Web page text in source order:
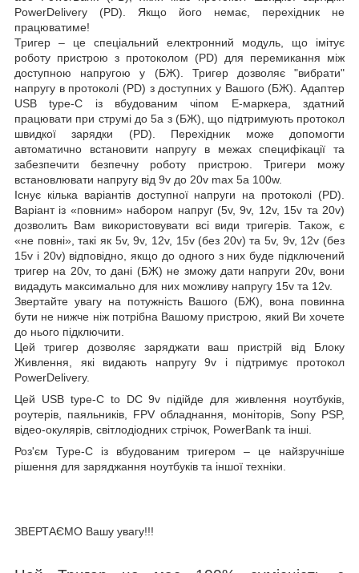
PowerDelivery (PD)
Якщо його немає, перехідник не
працюватиме!
Тригер – це спеціальний електронний модуль, що імітує
роботу пристрою з протоколом (PD) для перемикання між
доступною напругою у (БЖ). Тригер дозволяє "вибрати"
напругу в протоколі (PD) з доступних у Вашого (БЖ). Адаптер
USB type-C із вбудованим чіпом E-маркера, здатний
працювати при струмі до 5a з (БЖ), що підтримують протокол
швидкої зарядки (PD). Перехідник може допомогти
автоматично встановити напругу в межах специфікації та
забезпечити безпечну роботу пристрою. Тригери можу
встановлювати напругу від 9v до 20v max 5a 100w.
Існує кілька варіантів доступної напруги на протоколі (PD).
Варіант із «повним» набором напруг (5v, 9v, 12v, 15v та 20v)
дозволить Вам використовувати всі види тригерів. Також, є
«не повні», такі як 5v, 9v, 12v, 15v (без 20v) та 5v, 9v, 12v (без
15v і 20v) відповідно, якщо до одного з них буде підключений
тригер на 20v, то дані (БЖ) не зможу дати напруги 20v, вони
видадуть максимально для них можливу напругу 15v та 12v.
Звертайте увагу на потужність Вашого (БЖ), вона повинна
бути не нижче ніж потрібна Вашому пристрою, який Ви хочете
до нього підключити.
Цей тригер дозволяє заряджати ваш пристрій від Блоку
Живлення, які видають напругу 9v і підтримує протокол
PowerDelivery.
Цей USB type-C to DC 9v підійде для живлення ноутбуків,
роутерів, паяльників, FPV обладнання, моніторів, Sony PSP,
відео-окулярів, світлодіодних стрічок, PowerBank та інші.
Роз'єм Type-C із вбудованим тригером – це найзручніше
рішення для заряджання ноутбуків та іншої техніки.
ЗВЕРТАЄМО Вашу увагу!!!